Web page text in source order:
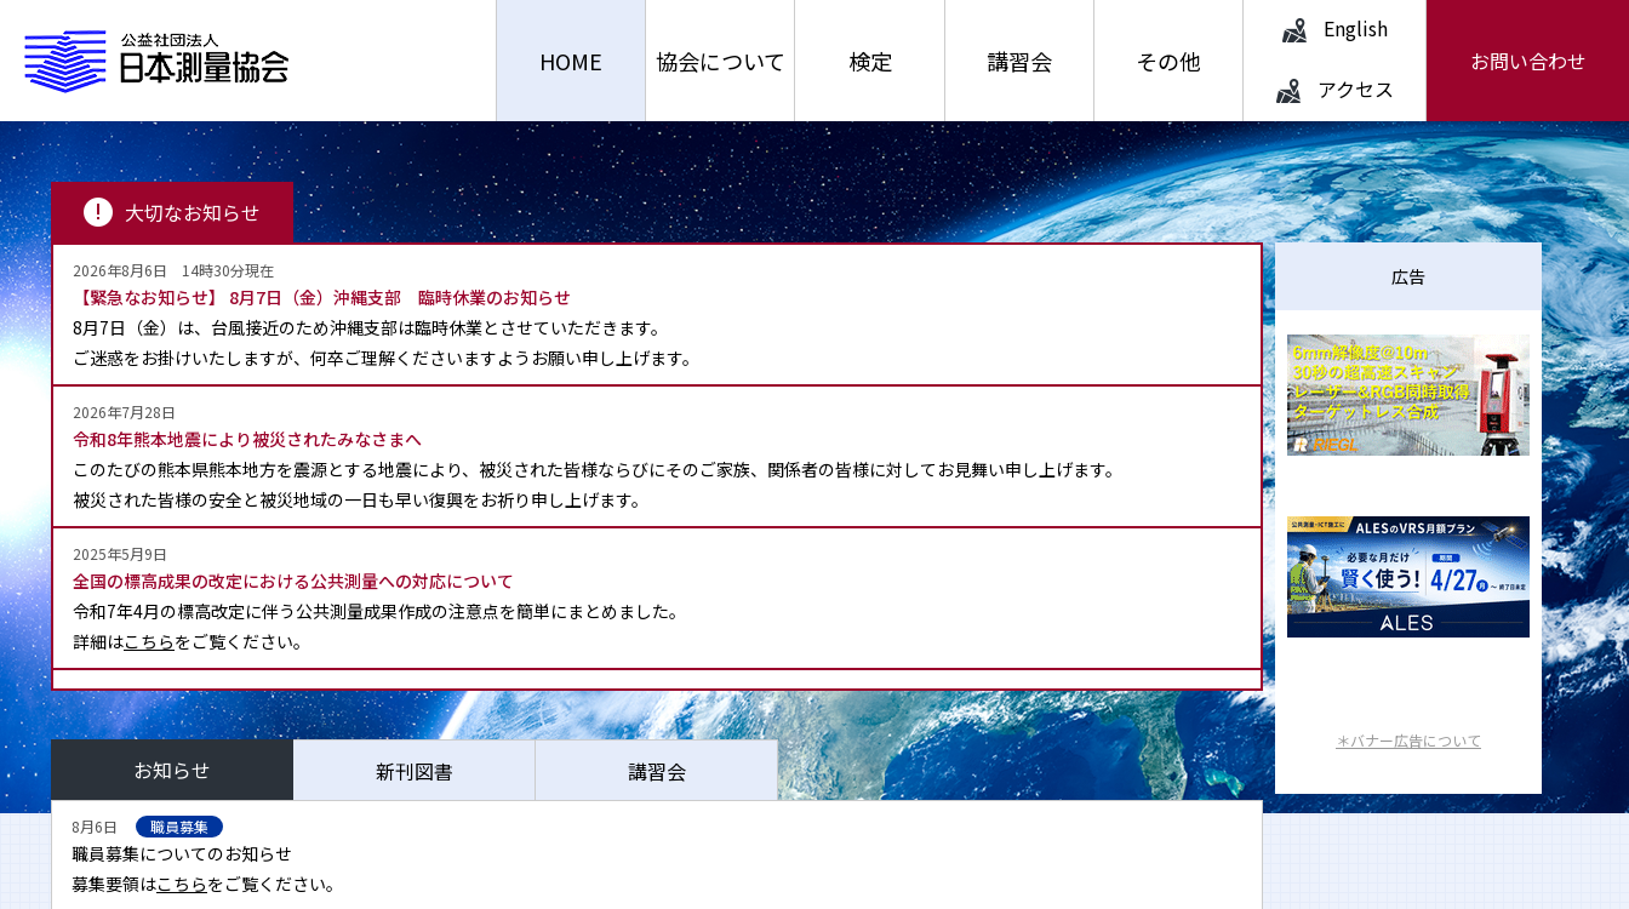
HOME 協会について 検定 講習会 その他
English
アクセス
お問い合わせ
大切なお知らせ
2026年8月6日 14時30分現在
【緊急なお知らせ】 8月7日（金）沖縄支部 臨時休業のお知らせ
8月7日（金）は、台風接近のため沖縄支部は臨時休業とさせていただきます。
ご迷惑をお掛けいたしますが、何卒ご理解くださいますようお願い申し上げます。
2026年7月28日
令和8年熊本地震により被災されたみなさまへ
このたびの熊本県熊本地方を震源とする地震により、被災された皆様ならびにそのご家族、関係者の皆様に対してお見舞い申し上げます。
被災された皆様の安全と被災地域の一日も早い復興をお祈り申し上げます。
2025年5月9日
全国の標高成果の改定における公共測量への対応について
令和7年4月の標高改定に伴う公共測量成果作成の注意点を簡単にまとめました。
詳細はこちらをご覧ください。
2025年3月18日
令和7年4月1日に全国の標高値が改定されます。
こちら をご覧ください。
2024年9月10日
九州支部 移転のお知らせ
9月10日（火）からの新住所：〒812-0013 福岡市博多区博多駅東３丁目１３番２１号 エフビルウィング４階 へ移転しました。
お知らせ 新刊図書 講習会
8月6日 職員募集
職員募集についてのお知らせ
募集要領はこちらをご覧ください。
広告
＊バナー広告について